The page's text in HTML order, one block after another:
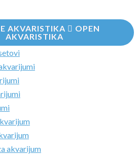
AKVARISTIKA
OPEN
AKVARISTIKA
akvarijum